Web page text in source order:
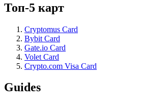
Топ-5 карт
Cryptomus Card
Bybit Card
Gate.io Card
Volet Card
Crypto.com Visa Card
Guides